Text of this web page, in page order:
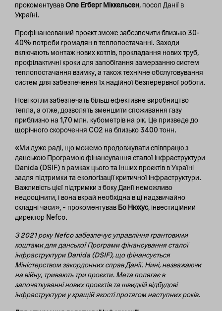
прокоментувавОле Егберг Міккельсен, посол Данії в
Україні.
Профінансований проєкт зможе забезпечити близько 30-
40% потреби громадян в теплопостачанні. Заходи
включають монтаж нових котлів, прокладання нових труб,
профілактичні кроки для запобігання замерзанню систем
теплопостачання взимку, а також технічне обслуговування
систем для забезпечення їх надійної безперервної роботи.
Нові котли забезпечать більш ефективне виробництво
тепла, а отже, дозволять зменшити споживання газу
приблизно на 1,70 млн. кубометрів на рік. Це призведе до
щорічного скорочення CO2 на близько 3400 тонн.
«Ми дуже раді, що можемо продовжувати співпрацю з
данською Програмою фінансування сталої інфраструктури
Danida (DSIF) в рамках цього та інших проєктів в Україні
задля підтримки та екологізації критичної інфраструктури.
Важливість цієї підтримки з боку Данії неможливо
недооцінити, і вона вкрай необхідна в ці надзвичайно
складні часи», – прокоментував Бо Нюхус, інвестиційний
директор Nefco.
З 2021 року Nefco забезпечує управління грантовими
коштами для данської Програми фінансування сталої
інфраструктури Danida (DSIF), що фінансується
Міністерством закордонних справ Данії. Нині, незважаючи
на війну, тривають три проєкти. Мета полягає в
започаткуванні нових проєктів та швидкій відбудові
інфраструктури у кращій якості протягом наступних років.